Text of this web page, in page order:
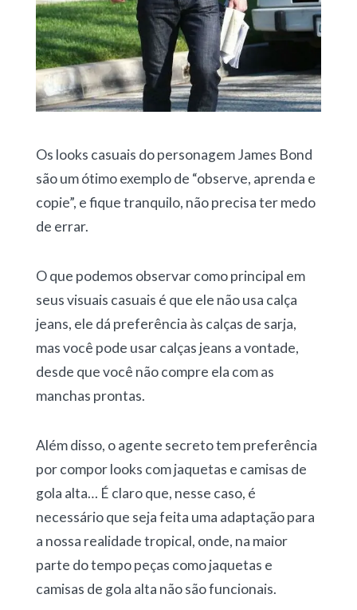
Os looks casuais do personagem James Bond
são um ótimo exemplo de “observe, aprenda e
copie”, e fique tranquilo, não precisa ter medo
de errar.
O que podemos observar como principal em
seus visuais casuais é que ele não usa calça
jeans, ele dá preferência às calças de sarja,
mas você pode usar calças jeans a vontade,
desde que você não compre ela com as
manchas prontas.
Além disso, o agente secreto tem preferência
por compor looks com jaquetas e camisas de
gola alta… É claro que, nesse caso, é
necessário que seja feita uma adaptação para
a nossa realidade tropical, onde, na maior
parte do tempo peças como jaquetas e
camisas de gola alta não são funcionais.